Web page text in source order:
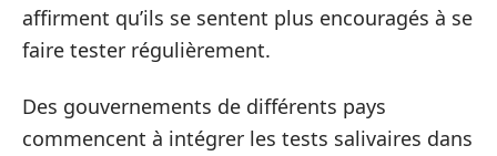
affirment qu’ils se sentent plus encouragés à se
faire tester régulièrement.
Des gouvernements de différents pays
commencent à intégrer les tests salivaires dans